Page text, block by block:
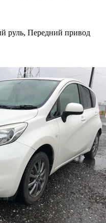
руль, Передний привод